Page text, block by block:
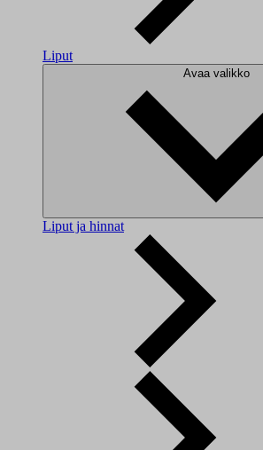
Liput
Avaa valikko
Liput ja hinnat